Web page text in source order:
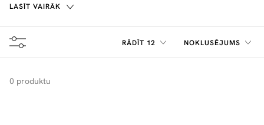
LASĪT VAIRĀK
RĀDĪT 12 NOKLUSĒJUMS
0 produktu